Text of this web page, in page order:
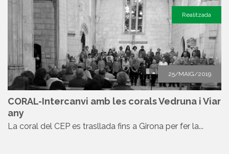
25/MAIG/2019
Realitzada
CORAL-Intercanvi amb les corals Vedruna i Viar
any
La coral del CEP es trasllada fins a Girona per fer la...